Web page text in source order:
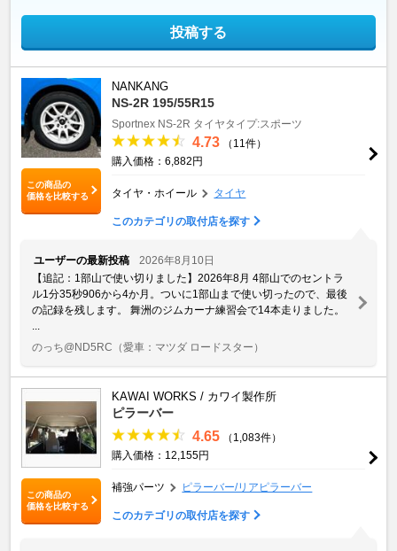
投稿する
この商品の
価格を比較する
NANKANG
NS-2R 195/55R15
Sportnex NS-2R タイヤタイプ:スポーツ
4.73
（11件）
購入価格：6,882円
タイヤ・ホイール タイヤ
このカテゴリの取付店を探す
ユーザーの最新投稿
2026年8月10日
【追記：1部山で使い切りました】2026年8月 4部山でのセントラ
ル1分35秒906から4か月。ついに1部山まで使い切ったので、最後
の記録を残します。 舞洲のジムカーナ練習会で14本走りました。
のっち@ND5RC （愛車：マツダ ロードスター）
この商品の
価格を比較する
KAWAI WORKS / カワイ製作所
ピラーバー
4.65
（1,083件）
購入価格：12,155円
補強パーツ ピラーバー/リアピラーバー
このカテゴリの取付店を探す